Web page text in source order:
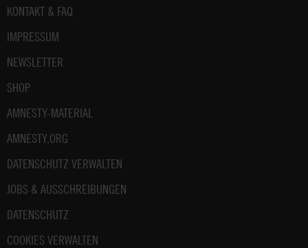
Fußbereich
KONTAKT & FAQ
IMPRESSUM
NEWSLETTER
SHOP
AMNESTY-MATERIAL
AMNESTY.ORG
DATENSCHUTZ VERWALTEN
JOBS & AUSSCHREIBUNGEN
DATENSCHUTZ
COOKIES VERWALTEN